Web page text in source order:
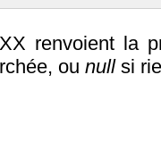
renvoient la
ou nullsi